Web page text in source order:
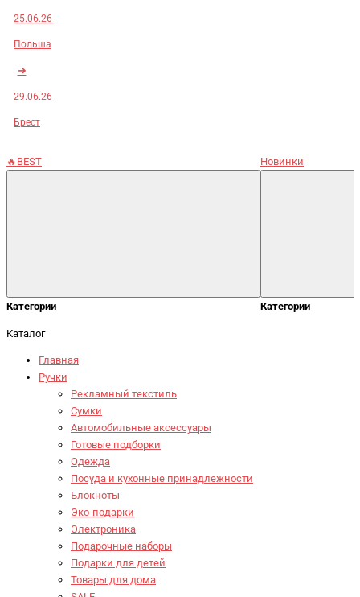
25.06.26
Польша
➜
29.06.26
Брест
🔥BEST
Категории
Новинки
Категории
Каталог
Главная
Ручки
Рекламный текстиль
Сумки
Автомобильные аксессуары
Готовые подборки
Одежда
Посуда и кухонные принадлежности
Блокноты
Эко-подарки
Электроника
Подарочные наборы
Подарки для детей
Товары для дома